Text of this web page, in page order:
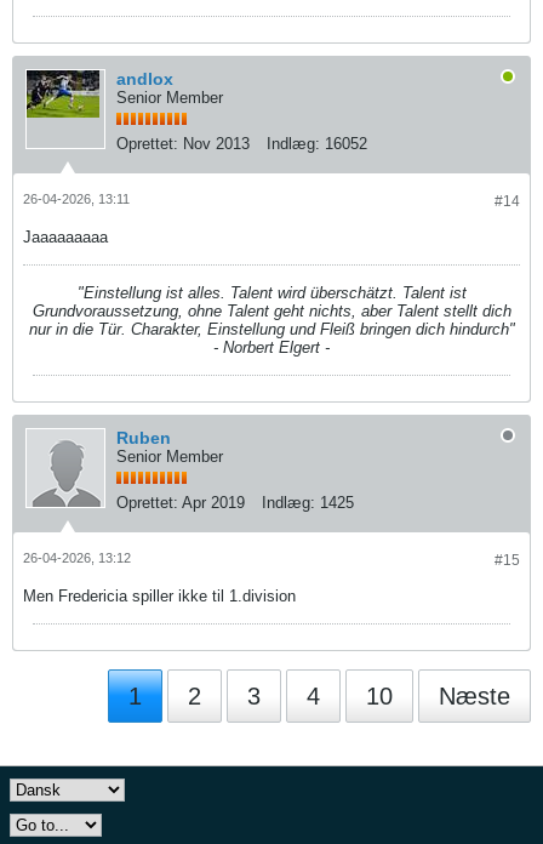
andlox
Senior Member
Oprettet: Nov 2013 Indlæg: 16052
#14
26-04-2026, 13:11
Jaaaaaaaaa
"Einstellung ist alles. Talent wird überschätzt. Talent ist
Grundvoraussetzung, ohne Talent geht nichts, aber Talent stellt dich
nur in die Tür. Charakter, Einstellung und Fleiß bringen dich hindurch"
- Norbert Elgert -
Ruben
Senior Member
Oprettet: Apr 2019 Indlæg: 1425
#15
26-04-2026, 13:12
Men Fredericia spiller ikke til 1.division
1 2 3 4 10 Næste